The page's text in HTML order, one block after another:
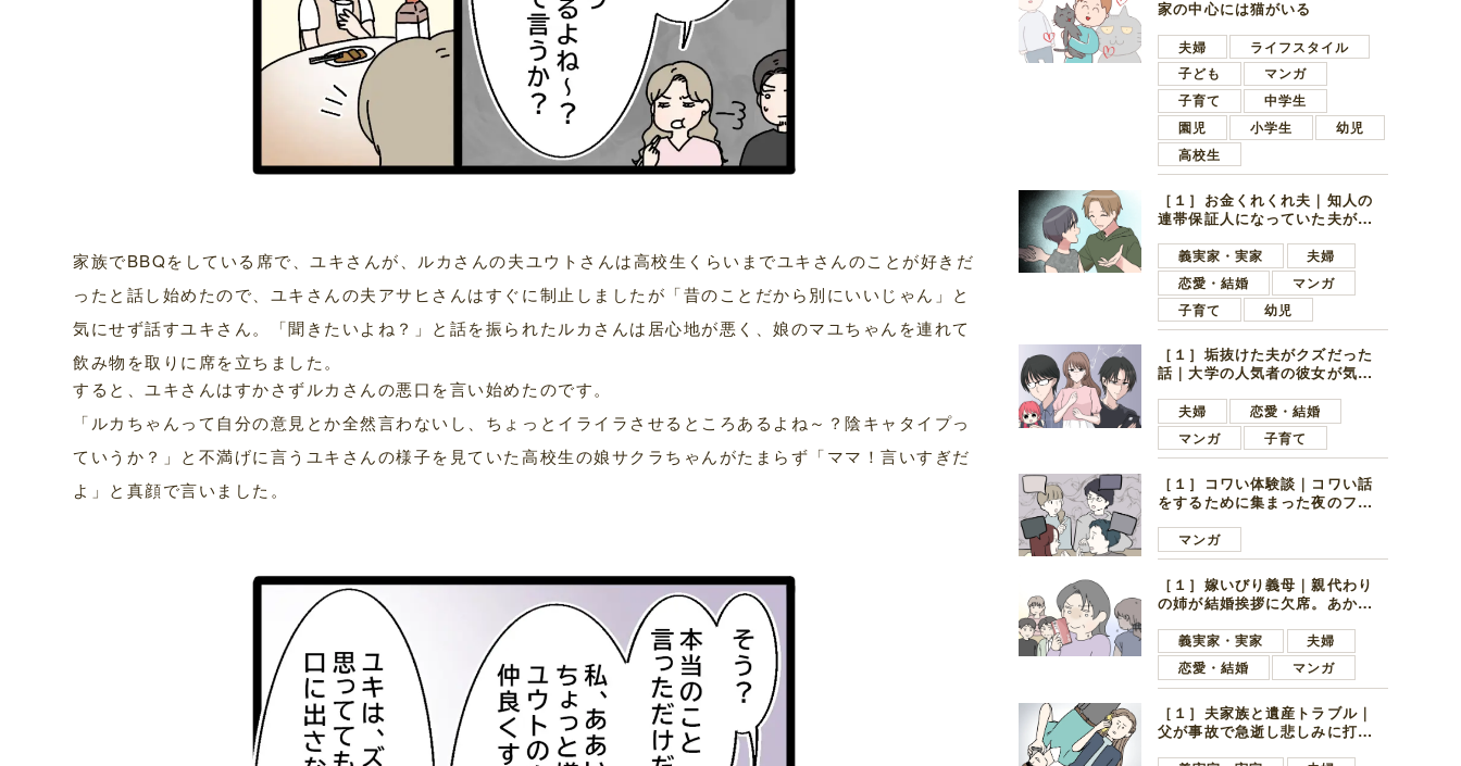
家族でBBQをしている席で、ユキさんが、ルカさんの夫ユウトさんは高校生くらいまでユキさんのことが好きだ
ったと話し始めたので、ユキさんの夫アサヒさんはすぐに制止しましたが「昔のことだから別にいいじゃん」と
気にせず話すユキさん。「聞きたいよね？」と話を振られたルカさんは居心地が悪く、娘のマユちゃんを連れて
飲み物を取りに席を立ちました。
すると、ユキさんはすかさずルカさんの悪口を言い始めたのです。
「ルカちゃんって自分の意見とか全然言わないし、ちょっとイライラさせるところあるよね～？陰キャタイプっ
ていうか？」と不満げに言うユキさんの様子を見ていた高校生の娘サクラちゃんがたまらず「ママ！言いすぎだ
よ」と真顔で言いました。
家の中心には猫がいる
夫婦
ライフスタイル
子ども
マンガ
子育て
中学生
園児
小学生
幼児
高校生
［１］お金くれくれ夫｜知人の
連帯保証人になっていた夫が家
言ってきた
義実家・実家
夫婦
恋愛・結婚
マンガ
子育て
幼児
［１］垢抜けた夫がクズだった
話｜大学の人気者の彼女が気に
子学生
夫婦
恋愛・結婚
マンガ
子育て
［１］コワい体験談｜コワい話
をするために集まった夜のファ
好きの男の子ママ
マンガ
［１］嫁いびり義母｜親代わり
の姉が結婚挨拶に欠席。あから
義実家・実家
夫婦
恋愛・結婚
マンガ
［１］夫家族と遺産トラブル｜
父が事故で急逝し悲しみに打ち